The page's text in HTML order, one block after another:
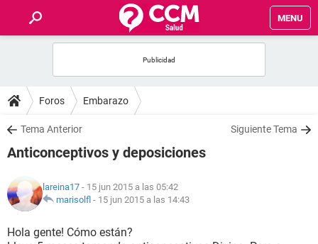
MENU
FOROS
SALUD
NUTRICIÓN
BIENESTAR
Foros Embarazo
Tema Anterior Siguiente Tema
Anticonceptivos y deposiciones
lareina17 - 15 jun 2015 a las 05:42
marisolfl - 15 jun 2015 a las 14:43
Hola gente! Cómo están?